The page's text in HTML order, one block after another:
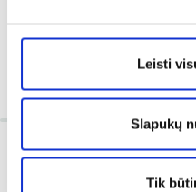
Leisti
Slapukų
Tik
Į krepšelį